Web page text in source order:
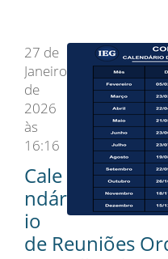
27 de
Janeiro
de
2026
às
16:16
Cale
ndár
io
de Reuniões